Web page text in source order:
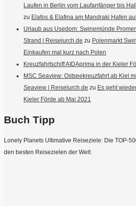
Laufen in Berlin vom Laufanfänger bis
zu Elafos & Elafina am Mandraki Hafen
Urlaub aus Usedom: Swinemünde
Strand | Reiselurch.de zu Polenmarkt
Einkaufen mal kurz nach Polen
Kreuzfahrtschiff AIDAprima in der Kieler
MSC Seaview: Ostseekreuzfahrt ab Kiel
Seaview | Reiselurch.de zu Es geht
Kieler Förde ab Mai 2021
Buch Tipp
Lonely Planets Ultimative Reiseziele: Die TOP-
den besten Reisezielen der Welt.